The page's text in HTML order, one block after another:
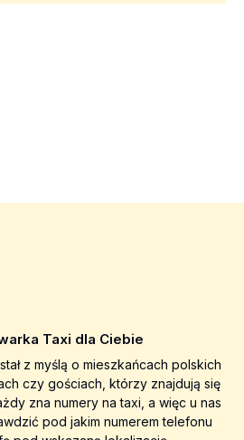
Taxi dla Ciebie
z myślą o mieszkańcach polskich
czy gościach, którzy znajdują się
zna numery na taxi, a więc u nas
pod jakim numerem telefonu